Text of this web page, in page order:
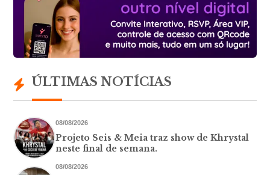
ÚLTIMAS NOTÍCIAS
08/08/2026
Projeto Seis & Meia traz show de Khrystal
neste final de semana.
08/08/2026